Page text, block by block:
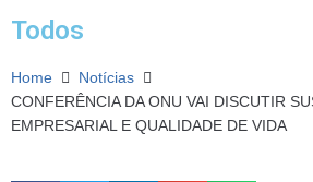
Todos
Home
Notícias
CONFERÊNCIA DA ONU VAI DISCUTIR
EMPRESARIAL E QUALIDADE DE VIDA